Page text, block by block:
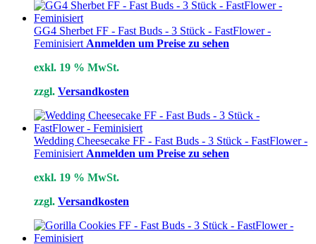
GG4 Sherbet FF - Fast Buds - 3 Stück - FastFlower -
Feminisiert Anmelden um Preise zu sehen
exkl. 19 % MwSt.
zzgl. Versandkosten
Wedding Cheesecake FF - Fast Buds - 3 Stück - FastFlower -
Feminisiert Anmelden um Preise zu sehen
exkl. 19 % MwSt.
zzgl. Versandkosten